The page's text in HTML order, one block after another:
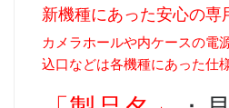
新機種にあった安心の専
カメラホールや内ケースの電
込口などは各機種にあった仕